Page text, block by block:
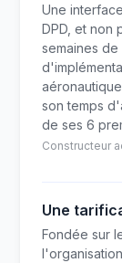
Une
DPD, et non
semaines
son temps
de ses 6
Constructeur
Une
Fondée sur